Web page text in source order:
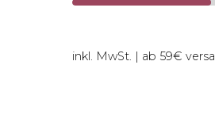
inkl. MwSt. | ab 59€